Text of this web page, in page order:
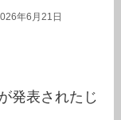
年6月21日
発表されたじ